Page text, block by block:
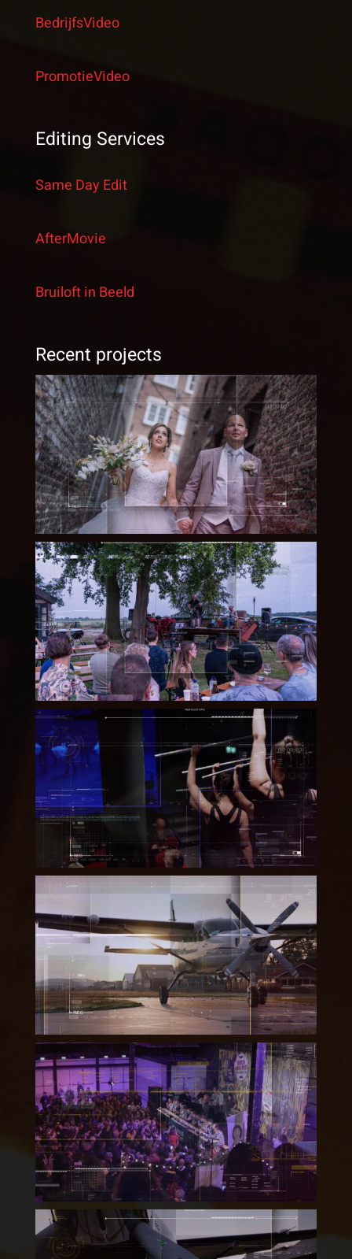
BedrijfsVideo
PromotieVideo
Editing Services
Same Day Edit
AfterMovie
Bruiloft in Beeld
Recent projects
Bruiloft Roger & Patricia –
05 08 2023
Dads United – Memorial
Party
Dansstudio Release – The
New Wave 2022
Shark Boogie “Summer
Editie 2022” – Overzicht
Dutch Chili Fest –
Aftermovie 2022